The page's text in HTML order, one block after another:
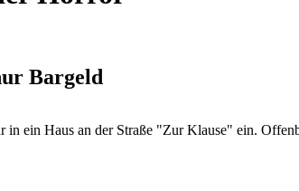
Bargeld
ein Haus an der Straße "Zur Klause" ein.